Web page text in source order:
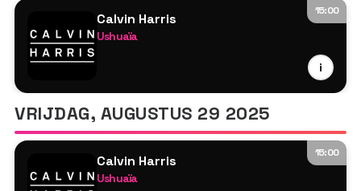
15:00
Calvin Harris
Ushuaïa
i
Tyson O'Brien
VRIJDAG, AUGUSTUS 29 2025
15:00
Calvin Harris
Ushuaïa